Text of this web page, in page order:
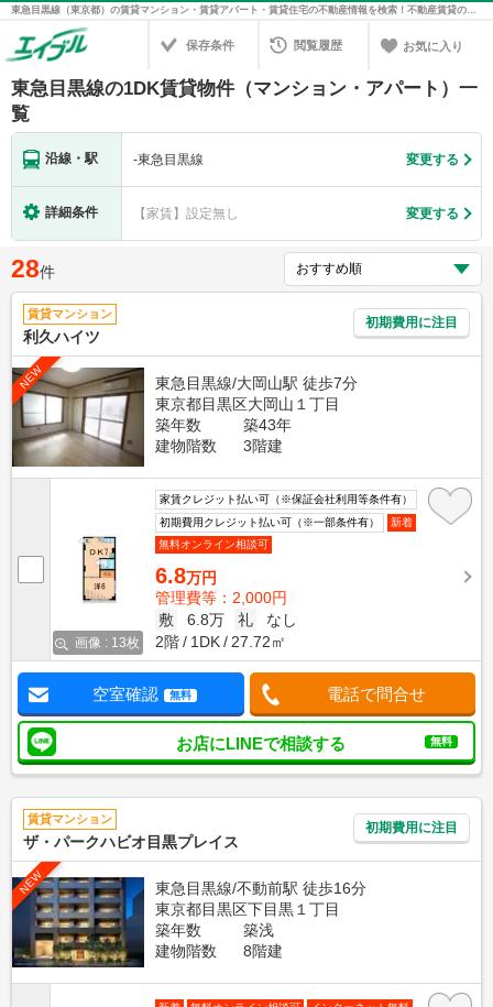
東急目黒線（東京都）の賃貸マンション・賃貸アパート・賃貸住宅の不動産情報を検索！不動産賃貸の物件探しは、お部屋探しのエイブル
保存条件 閲覧履歴 お気に入り
東急目黒線の1DK賃貸物件（マンション・アパート）一
覧
沿線・駅 -東急目黒線 変更する
詳細条件 【家賃】設定無し 変更する
28件
賃貸マンション
利久ハイツ
初期費用に注目
NEW
東急目黒線/大岡山駅 徒歩7分
東京都目黒区大岡山１丁目
築年数
築43年
建物階数
3階建
画像 : 13枚
家賃クレジット払い可（※保証会社利用等条件有）
初期費用クレジット払い可（※一部条件有）
新着
無料オンライン相談可
6.8万円
管理費等：2,000円
敷
6.8万 礼
なし
2階
1DK 27.72㎡
空室確認 無料 電話で問合せ
お店にLINEで相談する 無料
賃貸マンション
ザ・パークハビオ目黒プレイス
初期費用に注目
NEW
東急目黒線/不動前駅 徒歩16分
東京都目黒区下目黒１丁目
築年数
築浅
建物階数
8階建